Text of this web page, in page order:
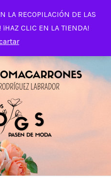
LA RECOPILACIÓN DE LAS
CLIC EN LA TIENDA!